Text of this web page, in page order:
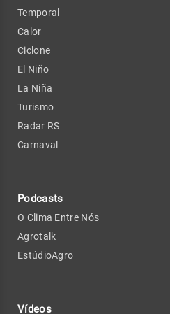
Temporal
Calor
Ciclone
El Niño
La Niña
Turismo
Radar RS
Carnaval
Podcasts
O Clima Entre Nós
Agrotalk
EstúdioAgro
Vídeos